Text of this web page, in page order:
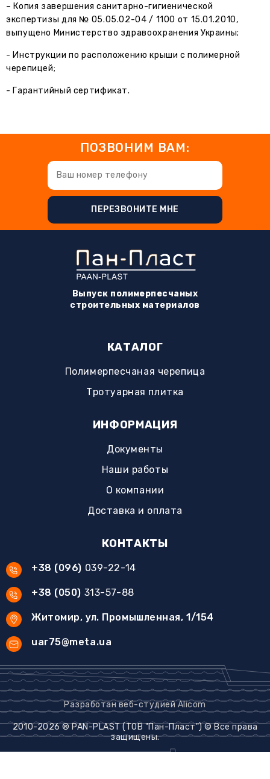
– Копия завершения санитарно-гигиенической
экспертизы для № 05.05.02-04 / 1100 от 15.01.2010,
выпущено Министерство здравоохранения Украины;
- Инструкции по расположению крыши с полимерной
черепицей;
- Гарантийный сертификат.
ПОЗВОНИМ ВАМ:
ПЕРЕЗВОНИТЕ МНЕ
Выпуск полимерпесчаных
строительных материалов
КАТАЛОГ
Полимерпесчаная черепица
Тротуарная плитка
ИНФОРМАЦИЯ
Документы
Наши работы
О компании
Доставка и оплата
КОНТАКТЫ
+38 (096) 039-22-14
+38 (050) 313-57-88
Житомир, ул. Промышленная, 1/154
uar75@meta.ua
Разработан веб-студией Alicom
2010-2026 ® PAN-PLAST (ТОВ "Пан-Пласт") © Все права
защищены.